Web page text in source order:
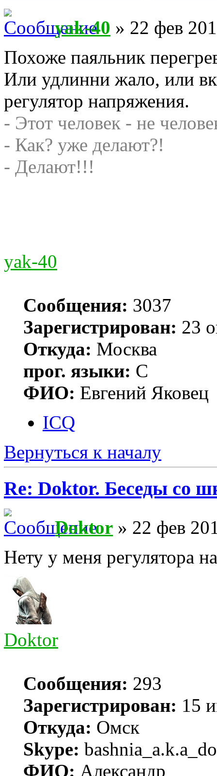
yak-40 » 22 фев
Похоже паяльник
Или удлинни жало, или
регулятор напряжения.
- Этот человек - не
- Как? уже делают?!
- Делают!!!
yak-40
Сообщения: 3037
Зарегистрирован: 23
Откуда: Москва
прог. языки: С
ФИО: Евгений Яковец
ICQ
Вернуться к началу
Re: Doktor. Беседы со
Doktor » 22 фев
Нету у меня регулятора
Doktor
Сообщения: 293
Зарегистрирован: 15
Откуда: Омск
Skype:
ФИО: Александр